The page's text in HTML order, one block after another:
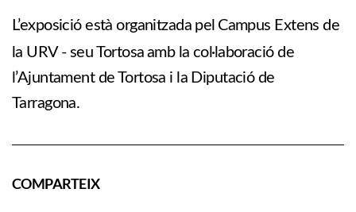
L’exposició està organitzada pel Campus Extens de
la URV - seu Tortosa amb la col·laboració de
l’Ajuntament de Tortosa i la Diputació de
Tarragona.
COMPARTEIX